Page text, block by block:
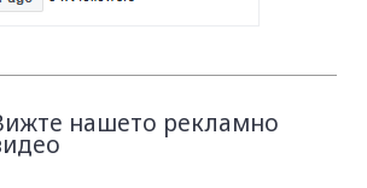
нашето рекламно